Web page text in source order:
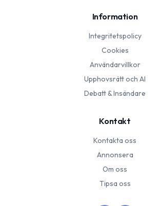
Information
Integritetspolicy
Cookies
Användarvillkor
Upphovsrätt och AI
Debatt & Insändare
Kontakt
Kontakta oss
Annonsera
Om oss
Tipsa oss